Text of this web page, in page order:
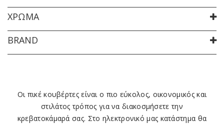
ΧΡΏΜΑ
BRAND
Οι πικέ κουβέρτεςείναι ο πιο εύκολος, οικονομικόςκαι
στιλάτοςτρόπος για να διακοσμήσετε την
κρεβατοκάμαρά σας. Στο ηλεκτρονικό μας κατάστημα θα